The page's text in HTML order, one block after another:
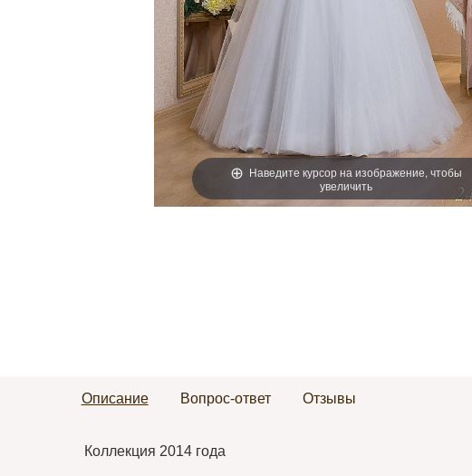
Наведите курсор на изображение, чтобы
увеличить
Описание Вопрос-ответ Отзывы
Коллекция 2014 года